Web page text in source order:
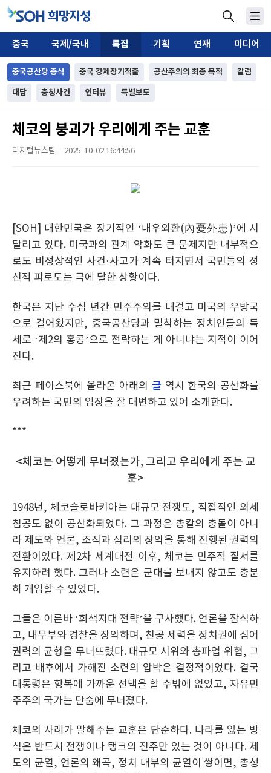
중국 국제/국내 특집 기획 연재 미디어
중국공산당 종식 중국 강제장기적출 공산주의의 최종 목적 칼럼
대담 충칭사건 인터뷰 특별보도
체코의 붕괴가 우리에게 주는 교훈
디지털뉴스팀 2025-10-02 16:44:56
[SOH] 대한민국은 장기적인 ‘내우외환(內憂外患)’에 시
달리고 있다. 미국과의 관계 악화도 큰 문제지만 내부적으
로도 비정상적인 사건·사고가 계속 터지면서 국민들의 정
신적 피로도는 극에 달한 상황이다.
한국은 지난 수십 년간 민주주의를 내걸고 미국의 우방국
으로 걸어왔지만, 중국공산당과 밀착하는 정치인들의 득
세로 ‘제2의 홍콩’으로 전락하는 게 아니냐는 지적이 이어
진다.
최근 페이스북에 올라온 아래의 글 역시 한국의 공산화를
우려하는 국민의 입장을 잘 대변하고 있어 소개한다.
***
<체코는 어떻게 무너졌는가, 그리고 우리에게 주는 교
훈>
1948년, 체코슬로바키아는 대규모 전쟁도, 직접적인 외세
침공도 없이 공산화되었다. 그 과정은 총칼의 충돌이 아니
라 제도와 언론, 조직과 심리의 장악을 통해 진행된 권력의
전환이었다. 제2차 세계대전 이후, 체코는 민주적 질서를
유지하려 했다. 그러나 소련은 군대를 보내지 않고도 충분
히 개입할 수 있었다.
그들은 이른바 ‘회색지대 전략’을 구사했다. 언론을 잠식하
고, 내무부와 경찰을 장악하며, 친공 세력을 정치권에 심어
권력의 균형을 무너뜨렸다. 대규모 시위와 총파업 위협, 그
리고 배후에서 가해진 소련의 압박은 결정적이었다. 결국
대통령은 항복에 가까운 선택을 할 수밖에 없었고, 자유민
주주의 국가는 단숨에 무너졌다.
체코의 사례가 말해주는 교훈은 단순하다. 나라를 잃는 방
식은 반드시 전쟁이나 탱크의 진주만 있는 것이 아니다. 제
도의 균열, 언론의 왜곡, 정치 내부의 균열이 쌓이면, 총성